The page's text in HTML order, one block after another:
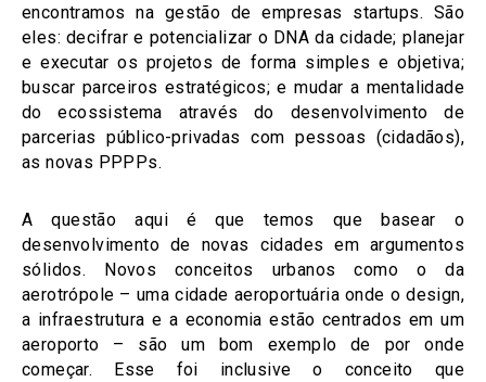
encontramos na gestão de empresas startups. São
eles: decifrar e potencializar o DNA da cidade; planejar
e executar os projetos de forma simples e objetiva;
buscar parceiros estratégicos; e mudar a mentalidade
do ecossistema através do desenvolvimento de
parcerias público-privadas com pessoas (cidadãos),
as novas PPPPs.
A questão aqui é que temos que basear o
desenvolvimento de novas cidades em argumentos
sólidos. Novos conceitos urbanos como o da
aerotrópole – uma cidade aeroportuária onde o design,
a infraestrutura e a economia estão centrados em um
aeroporto – são um bom exemplo de por onde
começar. Esse foi inclusive o conceito que